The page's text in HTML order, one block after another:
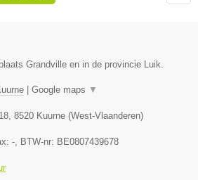
Grandville en in de provincie Luik.
Google maps ▼
, 8520 Kuurne (West-Vlaanderen)
-, BTW-nr: BE0807439678